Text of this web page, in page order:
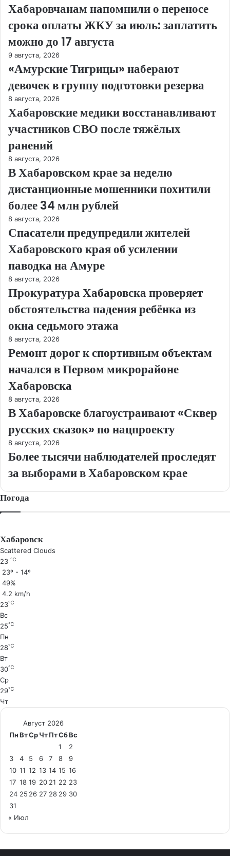
Хабаровчанам напомнили о переносе
срока оплаты ЖКУ за июль: заплатить
можно до 17 августа
9 августа, 2026
«Амурские Тигрицы» наберают
девочек в группу подготовки резерва
8 августа, 2026
Хабаровские медики восстанавливают
участников СВО после тяжёлых
ранений
8 августа, 2026
В Хабаровском крае за неделю
дистанционные мошенники похитили
более 34 млн рублей
8 августа, 2026
Спасатели предупредили жителей
Хабаровского края об усилении
паводка на Амуре
8 августа, 2026
Прокуратура Хабаровска проверяет
обстоятельства падения ребёнка из
окна седьмого этажа
8 августа, 2026
Ремонт дорог к спортивным объектам
начался в Первом микрорайоне
Хабаровска
8 августа, 2026
В Хабаровске благоустраивают «Сквер
русских сказок» по нацпроекту
8 августа, 2026
Более тысячи наблюдателей проследят
за выборами в Хабаровском крае
Погода
Хабаровск
Scattered Clouds
23 ℃
23º - 14º
49%
4.2 km/h
23℃
Вс
25℃
Пн
28℃
Вт
30℃
Ср
29℃
Чт
Август 2026
ПнВтСрЧтПтСбВс
1
2
3
4 5 6 7 8
9
10 11 12 13 14 15 16
17 18 19 20 21 22 23
24 25 26 27 28 29 30
31
« Июл